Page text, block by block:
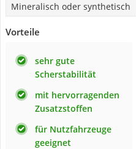
Mineralisch oder synthetisch
Vorteile
sehr gute
Scherstabilität
mit hervorragenden
Zusatzstoffen
für Nutzfahrzeuge
geeignet